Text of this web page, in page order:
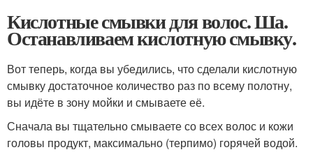
Кислотные смывки для волос. Ша.
Останавливаем кислотную смывку.
Вот теперь, когда вы убедились, что сделали кислотную
смывку достаточное количество раз по всему полотну,
вы идёте в зону мойки и смываете её.
Сначала вы тщательно смываете со всех волос и кожи
головы продукт, максимально (терпимо) горячей водой.